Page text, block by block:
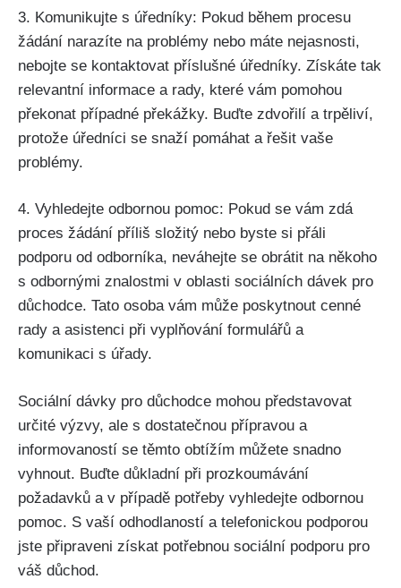
3. Komunikujte s úředníky: Pokud během procesu
žádání narazíte na problémy nebo máte nejasnosti,
nebojte se kontaktovat příslušné úředníky. Získáte tak
relevantní informace a rady, které vám pomohou
překonat případné překážky. Buďte zdvořilí a trpěliví,
protože úředníci se snaží pomáhat a řešit vaše
problémy.
4. Vyhledejte odbornou pomoc: Pokud se vám zdá
proces žádání příliš složitý nebo byste si přáli
podporu od odborníka, neváhejte se obrátit na někoho
s odbornými znalostmi v oblasti sociálních dávek pro
důchodce. Tato osoba vám může poskytnout cenné
rady a asistenci při vyplňování formulářů a
komunikaci s úřady.
Sociální dávky pro důchodce mohou představovat
určité výzvy, ale s dostatečnou přípravou a
informovaností se těmto obtížím můžete snadno
vyhnout. Buďte důkladní při prozkoumávání
požadavků a v případě potřeby vyhledejte odbornou
pomoc. S vaší odhodlaností a telefonickou podporou
jste připraveni získat potřebnou sociální podporu pro
váš důchod.